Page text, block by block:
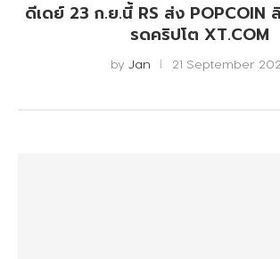
ดีเดย์ 23 ก.ย.นี้ RS ส่ง POPCOIN
รดคริปโต XT.COM
by Jan 21 September